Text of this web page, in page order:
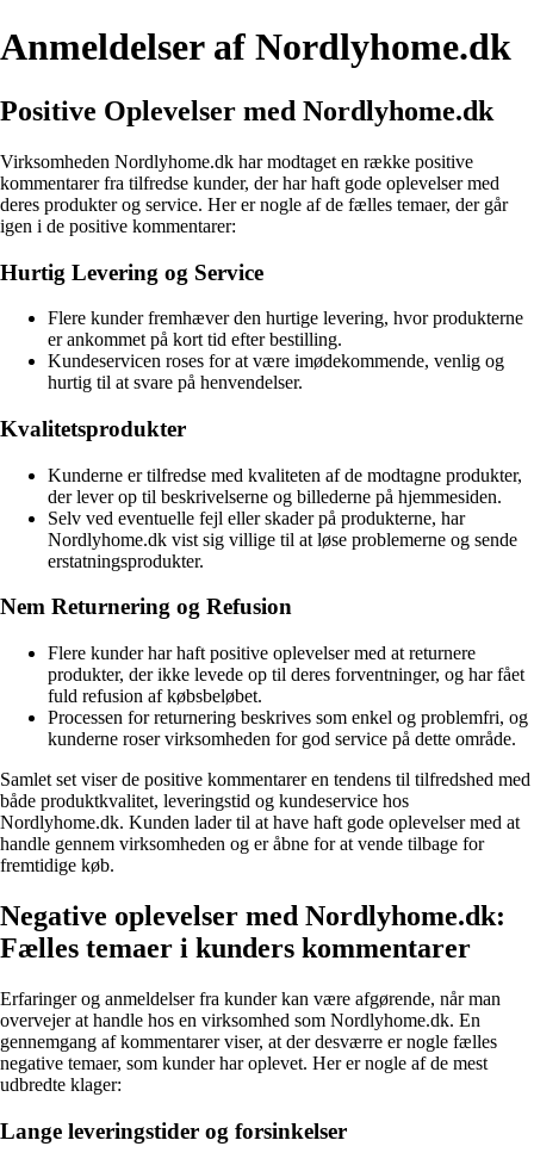
Anmeldelser af Nordlyhome.dk
Positive Oplevelser med Nordlyhome.dk
Virksomheden Nordlyhome.dk har modtaget en række positive
kommentarer fra tilfredse kunder, der har haft gode oplevelser med
deres produkter og service. Her er nogle af de fælles temaer, der går
igen i de positive kommentarer:
Hurtig Levering og Service
Flere kunder fremhæver den hurtige levering, hvor produkterne
er ankommet på kort tid efter bestilling.
Kundeservicen roses for at være imødekommende, venlig og
hurtig til at svare på henvendelser.
Kvalitetsprodukter
Kunderne er tilfredse med kvaliteten af de modtagne produkter,
der lever op til beskrivelserne og billederne på hjemmesiden.
Selv ved eventuelle fejl eller skader på produkterne, har
Nordlyhome.dk vist sig villige til at løse problemerne og sende
erstatningsprodukter.
Nem Returnering og Refusion
Flere kunder har haft positive oplevelser med at returnere
produkter, der ikke levede op til deres forventninger, og har fået
fuld refusion af købsbeløbet.
Processen for returnering beskrives som enkel og problemfri, og
kunderne roser virksomheden for god service på dette område.
Samlet set viser de positive kommentarer en tendens til tilfredshed med
både produktkvalitet, leveringstid og kundeservice hos
Nordlyhome.dk. Kunden lader til at have haft gode oplevelser med at
handle gennem virksomheden og er åbne for at vende tilbage for
fremtidige køb.
Negative oplevelser med Nordlyhome.dk:
Fælles temaer i kunders kommentarer
Erfaringer og anmeldelser fra kunder kan være afgørende, når man
overvejer at handle hos en virksomhed som Nordlyhome.dk. En
gennemgang af kommentarer viser, at der desværre er nogle fælles
negative temaer, som kunder har oplevet. Her er nogle af de mest
udbredte klager:
Lange leveringstider og forsinkelser